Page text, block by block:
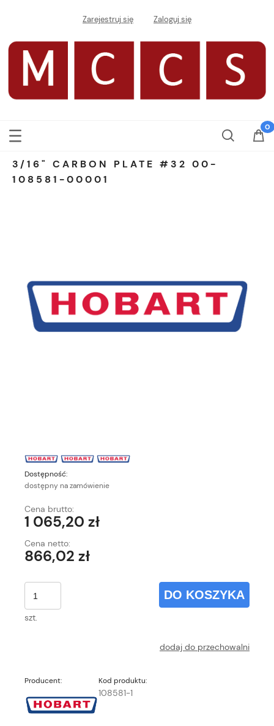
Zarejestruj się Zaloguj się
3/16" CARBON PLATE #32 00-
108581-00001
Dostępność:
dostępny na zamówienie
Cena brutto:
1 065,20 zł
Cena netto:
866,02 zł
szt.
DO KOSZYKA
dodaj do przechowalni
Producent: Kod produktu:
108581-1